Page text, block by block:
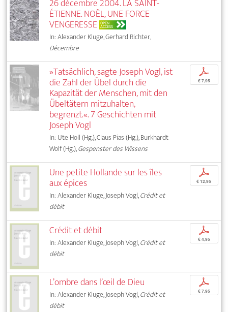
26 décembre 2004. LA SAINT-
ÉTIENNE. NOËL, UNE FORCE
VENGERESSE OPEN
ACCESS
In: Alexander Kluge, Gerhard Richter,
Décembre
»Tatsächlich, sagte Joseph Vogl, ist
die Zahl der Übel durch die
Kapazität der Menschen, mit den
Übeltätern mitzuhalten,
begrenzt.«. 7 Geschichten mit
Joseph Vogl
In: Ute Holl (Hg.), Claus Pias (Hg.), Burkhardt
Wolf (Hg.),Gespenster des Wissens
p
€ 7,95
Une petite Hollande sur les îles
aux épices
In: Alexander Kluge, Joseph Vogl,Crédit et
débit
p
€ 12,95
Crédit et débit
In: Alexander Kluge, Joseph Vogl,Crédit et
débit
p
€ 4,95
L’ombre dans l’œil de Dieu
In: Alexander Kluge, Joseph Vogl,Crédit et
débit
p
€ 7,95